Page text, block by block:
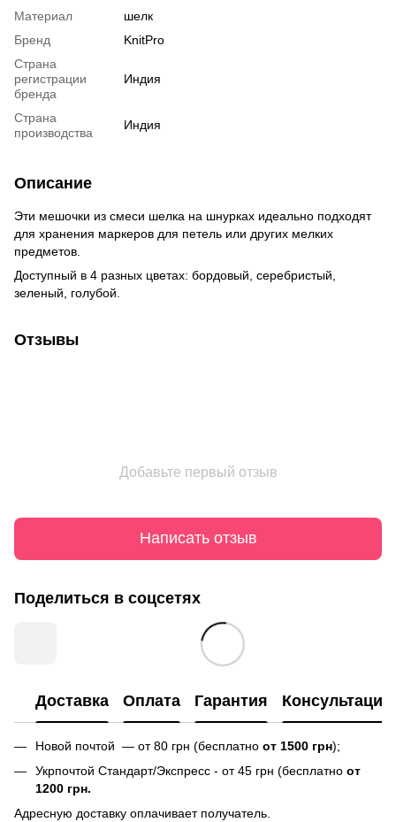
Материал
шелк
Бренд
KnitPro
Страна
регистрации
бренда
Индия
Страна
производства
Индия
Описание
Эти мешочки из смеси шелка на шнурках идеально подходят
для хранения маркеров для петель или других мелких
предметов.
Доступный в 4 разных цветах: бордовый, серебристый,
зеленый, голубой.
Отзывы
Добавьте первый отзыв
Написать отзыв
Поделиться в соцсетях
Доставка Оплата Гарантия Консультация
Новой почтой — от 80 грн (бесплатно от 1500 грн);
Укрпочтой Стандарт/Экспресс - от 45 грн (бесплатно от
1200 грн.
Адресную доставку оплачивает получатель.